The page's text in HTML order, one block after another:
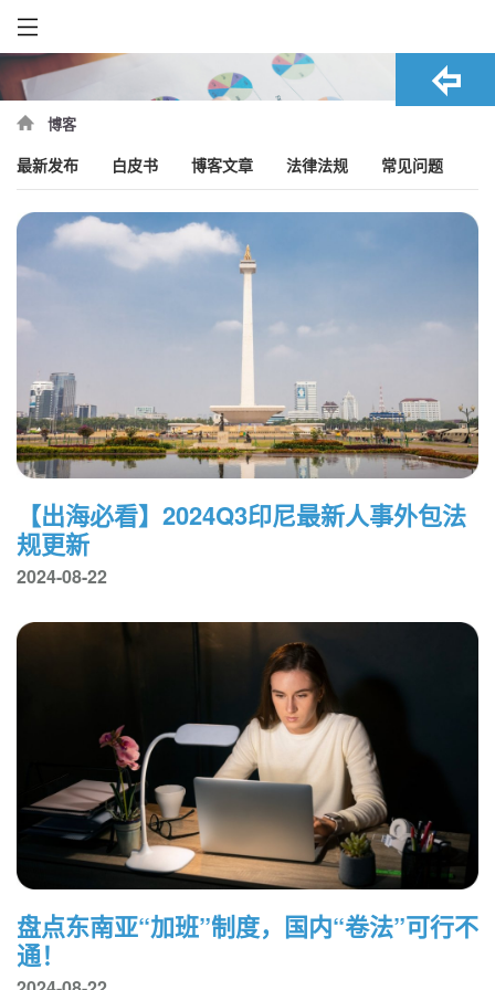
博客
最新发布 白皮书 博客文章 法律法规 常见问题
【出海必看】2024Q3印尼最新人事外包法
规更新
2024-08-22
盘点东南亚“加班”制度，国内“卷法”可行不
通！